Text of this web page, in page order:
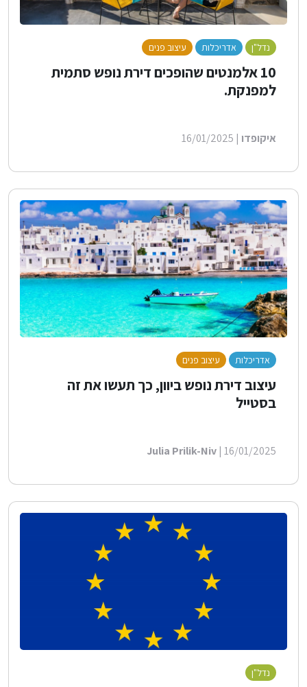
נדל"ן אדריכלות עיצוב פנים
10 אלמנטים שהופכים דירת נופש סתמית
למפנקת.
איקופדו | 16/01/2025
אדריכלות עיצוב פנים
עיצוב דירת נופש ביוון, כך תעשו את זה
בסטייל
Julia Prilik-Niv | 16/01/2025
נדל"ן